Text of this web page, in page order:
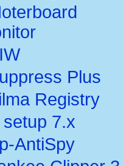
Plus
Registry
setup 7.x
AntiSpy